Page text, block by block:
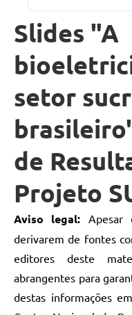
Slides "A
setor
de
Projeto
Aviso legal: Apesar
derivarem de fontes
editores deste
abrangentes para
destas informações